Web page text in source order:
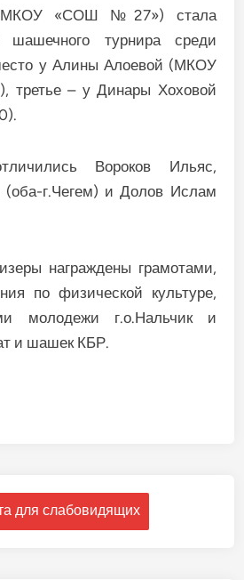
«СОШ №27») стала
шашечного турнира среди
у Алины Алоевой (МКОУ
третье – у Динары Хоховой
Вороков Ильяс,
г.Чегем) и Долов Ислам
награждены грамотами,
по физической культуре,
молодежи г.о.Нальчик и
и шашек КБР.
для слабовидящих